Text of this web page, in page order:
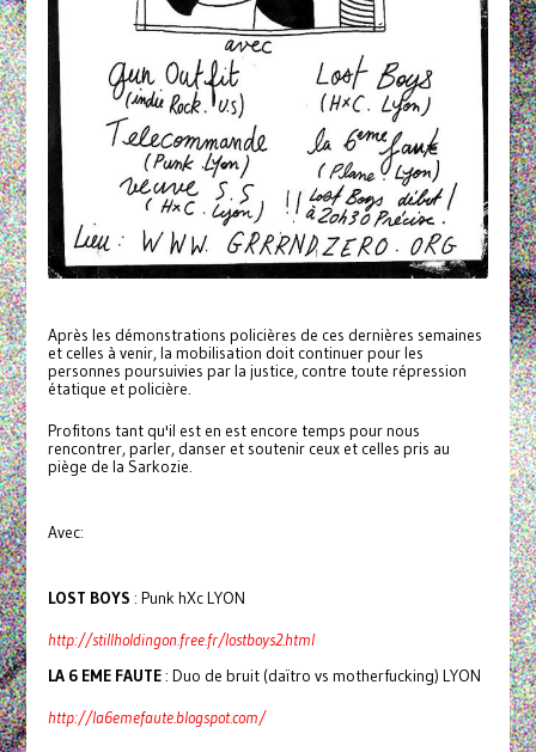
Après les démonstrations policières de ces dernières semaines
et celles à venir, la mobilisation doit continuer pour les
personnes poursuivies par la justice, contre toute répression
étatique et policière.
Profitons tant qu'il est en est encore temps pour nous
rencontrer, parler, danser et soutenir ceux et celles pris au
piège de la Sarkozie.
Avec:
LOST BOYS : Punk hXc LYON
http://stillholdingon.free.fr/lostboys2.html
LA 6 EME FAUTE: Duo de bruit (daïtro vs motherfucking) LYON
http://la6emefaute.blogspot.com/